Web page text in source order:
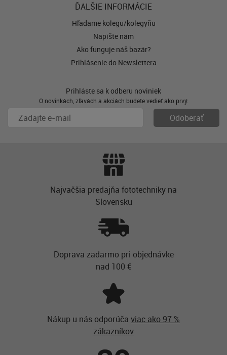
ĎALŠIE INFORMÁCIE
Hľadáme kolegu/kolegyňu
Napíšte nám
Ako funguje náš bazár?
Prihlásenie do Newslettera
Prihláste sa k odberu noviniek
O novinkách, zľavách a akciách budete vedieť ako prvý.
Najvačšia predajňa fototechniky na
Slovensku
Doprava zadarmo pri objednávke
nad 100 €
Nákup u nás odporúča viac ako 97 %
zákazníkov